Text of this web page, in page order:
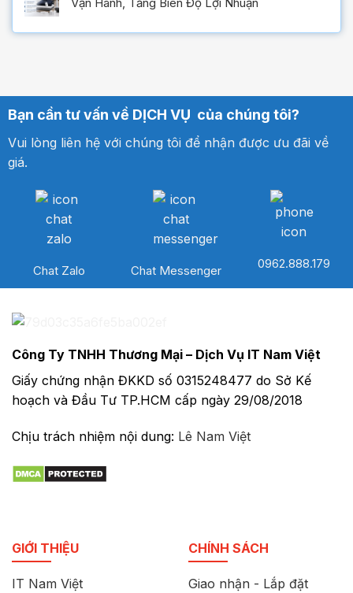
Bạn cần tư vấn về DỊCH VỤ của chúng tôi?
Vui lòng liên hệ với chúng tôi để nhận được ưu đãi về
giá.
Chat Zalo Chat Messenger 0962.888.179
Công Ty TNHH Thương Mại – Dịch Vụ IT Nam Việt
Giấy chứng nhận ĐKKD số 0315248477 do Sở Kế
hoạch và Đầu Tư TP.HCM cấp ngày 29/08/2018
Chịu trách nhiệm nội dung: Lê Nam Việt
GIỚI THIỆU
IT Nam Việt
CHÍNH SÁCH
Giao nhận - Lắp đặt